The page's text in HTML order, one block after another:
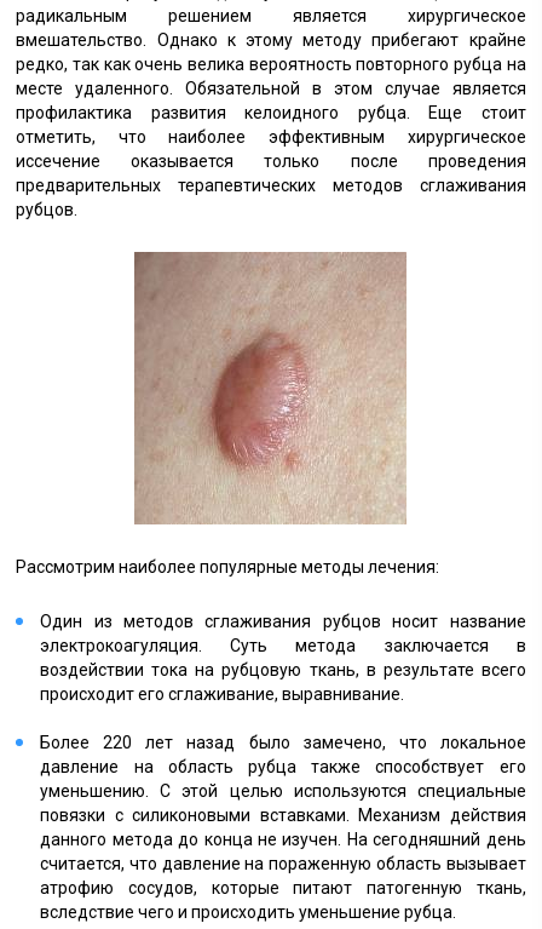
радикальным решением является хирургическое
вмешательство. Однако к этому методу прибегают крайне
редко, так как очень велика вероятность повторного рубца на
месте удаленного. Обязательной в этом случае является
профилактика развития келоидного рубца. Еще стоит
отметить, что наиболее эффективным хирургическое
иссечение оказывается только после проведения
предварительных терапевтических методов сглаживания
рубцов.
Рассмотрим наиболее популярные методы лечения:
Один из методов сглаживания рубцов носит название
электрокоагуляция. Суть метода заключается в
воздействии тока на рубцовую ткань, в результате всего
происходит его сглаживание, выравнивание.
Более 220 лет назад было замечено, что локальное
давление на область рубца также способствует его
уменьшению. С этой целью используются специальные
повязки с силиконовыми вставками. Механизм действия
данного метода до конца не изучен. На сегодняшний день
считается, что давление на пораженную область вызывает
атрофию сосудов, которые питают патогенную ткань,
вследствие чего и происходить уменьшение рубца.